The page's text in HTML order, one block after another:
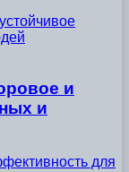
и
и
для